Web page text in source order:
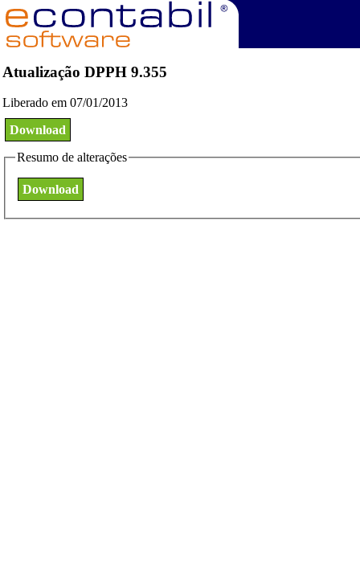
Atualização DPPH 9.355
Liberado em 07/01/2013
Download
Resumo de alterações
Download